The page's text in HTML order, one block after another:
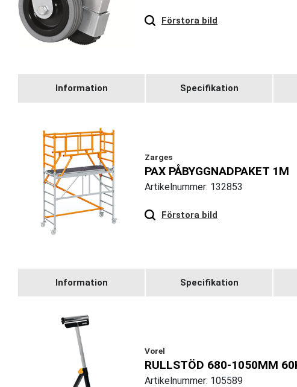
Förstora bild
Information Specifikation
Zarges
PAX PÅBYGGNADPAKET 1M
Artikelnummer: 132853
Förstora bild
Information Specifikation
Vorel
RULLSTÖD 680-1050MM
Artikelnummer: 105589